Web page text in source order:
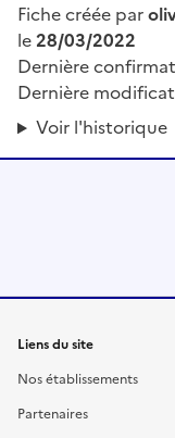
Fiche créée par
le28/03/2022
Dernière
Dernière
Voir l'historique
Liens du site
Nos établissements
Partenaires